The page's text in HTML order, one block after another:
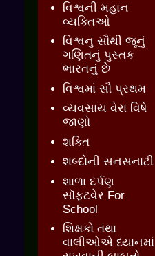
વિશ્વની મહાન
વ્યક્તિઓ
વિશ્વનુ સૌથી જૂનું
ગણિતનું પુસ્તક
ભારતનું છે
વિશ્વમાં સૌ પ્રથમ
વ્યવસાય વેરા વિષે
જાણો
શક્તિ
શબ્દોની સનસનાટી
શાળા દર્પણ
સૉફ્ટવેર For
School
શિક્ષકો તથા
વાલીઓએ ધ્યાનમાં